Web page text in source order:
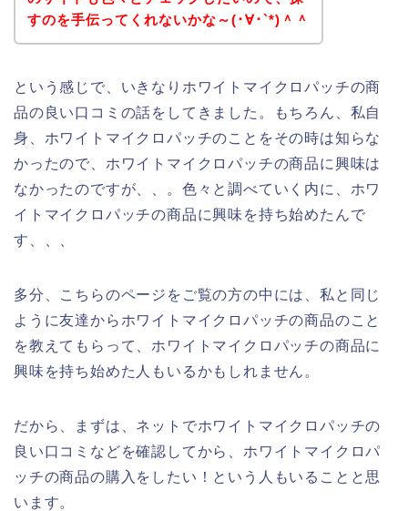
すのを手伝ってくれないかな～(･∀･`*)＾＾
という感じで、いきなりホワイトマイクロパッチの商
品の良い口コミの話をしてきました。もちろん、私自
身、ホワイトマイクロパッチのことをその時は知らな
かったので、ホワイトマイクロパッチの商品に興味は
なかったのですが、、。色々と調べていく内に、ホワ
イトマイクロパッチの商品に興味を持ち始めたんで
す、、、
多分、こちらのページをご覧の方の中には、私と同じ
ように友達からホワイトマイクロパッチの商品のこと
を教えてもらって、ホワイトマイクロパッチの商品に
興味を持ち始めた人もいるかもしれません。
だから、まずは、ネットでホワイトマイクロパッチの
良い口コミなどを確認してから、ホワイトマイクロパ
ッチの商品の購入をしたい！という人もいることと思
います。